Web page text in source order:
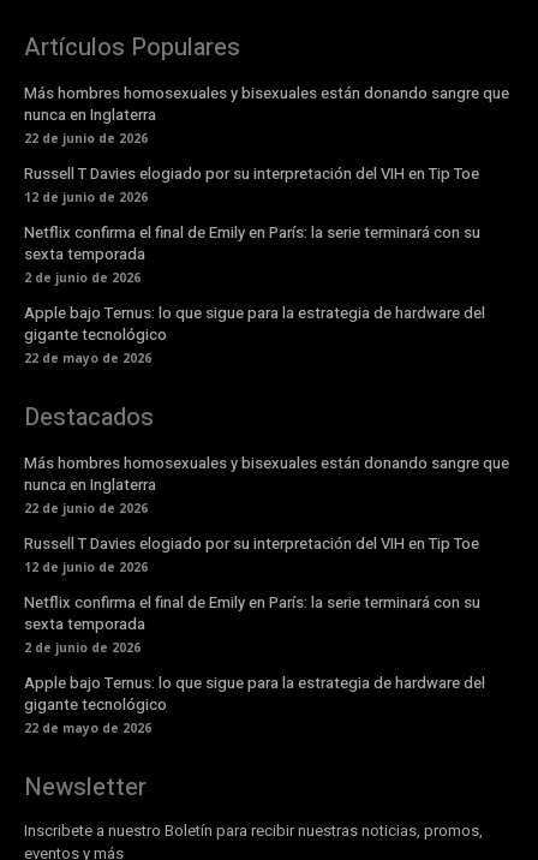
Artículos Populares
Más hombres homosexuales y bisexuales están donando sangre que
nunca en Inglaterra
22 de junio de 2026
Russell T Davies elogiado por su interpretación del VIH en Tip Toe
12 de junio de 2026
Netflix confirma el final de Emily en París: la serie terminará con su
sexta temporada
2 de junio de 2026
Apple bajo Ternus: lo que sigue para la estrategia de hardware del
gigante tecnológico
22 de mayo de 2026
Destacados
Más hombres homosexuales y bisexuales están donando sangre que
nunca en Inglaterra
22 de junio de 2026
Russell T Davies elogiado por su interpretación del VIH en Tip Toe
12 de junio de 2026
Netflix confirma el final de Emily en París: la serie terminará con su
sexta temporada
2 de junio de 2026
Apple bajo Ternus: lo que sigue para la estrategia de hardware del
gigante tecnológico
22 de mayo de 2026
Newsletter
Inscribete a nuestro Boletín para recibir nuestras noticias, promos,
eventos y más